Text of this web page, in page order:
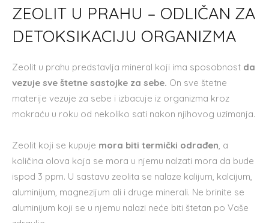
ZEOLIT U PRAHU – ODLIČAN ZA
DETOKSIKACIJU ORGANIZMA
Zeolit u prahu predstavlja mineral koji ima sposobnost da
vezuje sve štetne sastojke za sebe. On sve štetne
materije vezuje za sebe i izbacuje iz organizma kroz
mokraću u roku od nekoliko sati nakon njihovog uzimanja.
Zeolit koji se kupuje mora biti termički odrađen, a
količina olova koja se mora u njemu nalzati mora da bude
ispod 3 ppm. U sastavu zeolita se nalaze kalijum, kalcijum,
aluminijum, magnezijum ali i druge minerali. Ne brinite se
aluminijum koji se u njemu nalazi neće biti štetan po Vaše